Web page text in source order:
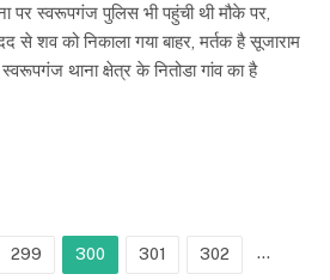
पर स्वरूपगंज पुलिस भी पहुंची थी मौके पर,
से शव को निकाला गया बाहर, मर्तक है सूजाराम
स्वरूपगंज थाना क्षेत्र के नितोडा गांव का है
299 300 301 302 …